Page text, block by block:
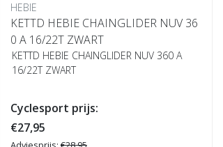
HEBIE
KETTD HEBIE CHAINGLIDER NUV 36
0 A 16/22T ZWART
KETTD HEBIE CHAINGLIDER NUV 360 A
16/22T ZWART
Cyclesport prijs:
€27,95